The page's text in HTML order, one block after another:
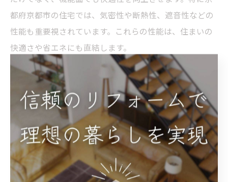
都府京都市の住宅では、気密性や断熱性、遮音性などの
性能も重要視されています。これらの性能は、住まいの
快適さや省エネにも直結します。
代表的な室内ドアの種類には、開き戸・引き戸・折れ戸
があり、それぞれにメリット・デメリットがあります。
開き戸は気密性が高く、音漏れや冷暖房効率の面で優れ
ていますが、開閉スペースが必要です。引き戸は省スペ
ースでバリアフリーに向いていますが、気密性はやや劣
ります。折れ戸は収納スペースや洗面所など、限られた
場所に適していますが、耐久性やメンテナンス性に注意